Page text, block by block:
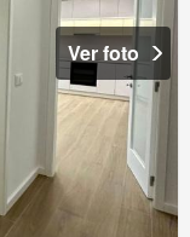
Ver foto